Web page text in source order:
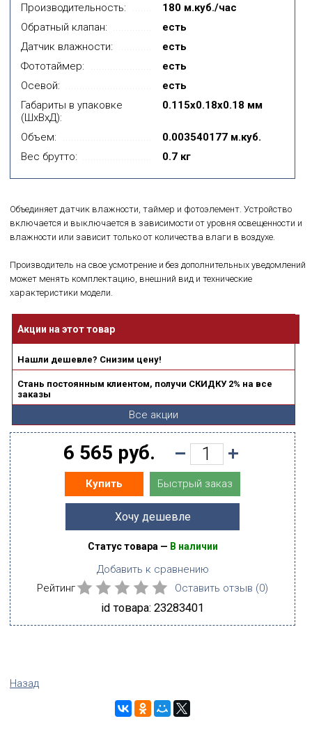
Производительность:
180 м.куб./час
Обратный клапан:
есть
Датчик влажности:
есть
Фототаймер:
есть
Осевой:
есть
Габариты в упаковке
(ШхВхД):
0.115x0.18x0.18 мм
Объем:
0.003540177 м.куб.
Вес брутто:
0.7 кг
Объединяет датчик влажности, таймер и фотоэлемент. Устройство
включается и выключается в зависимости от уровня освещенности и
влажности или зависит только от количества влаги в воздухе.
Производитель на свое усмотрение и без дополнительных уведомлений
может менять комплектацию, внешний вид и технические
характеристики модели.
Акции на этот товар
Нашли дешевле? Снизим цену!
Стань постоянным клиентом, получи СКИДКУ 2% на все
заказы
Все акции
6 565 руб.
Купить Быстрый заказ
Хочу дешевле
Статус товара — В наличии
Добавить к сравнению
Рейтинг
Оставить отзыв (0)
id товара: 23283401
Назад